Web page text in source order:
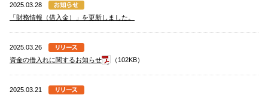
2025.03.28
「財務情報（借入金）」を更新しました。
2025.03.26
資金の借入れに関するお知らせ
（102KB）
2025.03.21